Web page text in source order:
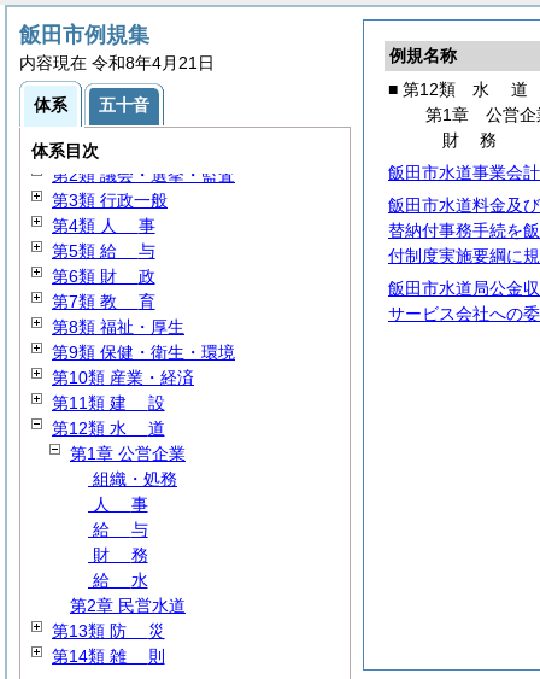
例規名称
■ 第12類 水 道
第1章 公営企
財務
飯田市水道事業会
飯田市水道料金及
替納付事務手続を
付制度実施要綱に
飯田市水道局公金
サービス会社への
飯田市例規集
内容現在 令和8年4月21日
体系 五十音
体系目次
第1類
第2類 議会・選挙・監査
第3類 行政一般
第4類 人 事
第5類 給 与
第6類 財 政
第7類 教 育
第8類 福祉・厚生
第9類 保健・衛生・環境
第10類 産業・経済
第11類 建 設
第12類 水 道
第1章 公営企業
組織・処務
人 事
給 与
財 務
給 水
第2章 民営水道
第13類 防 災
第14類 雑 則